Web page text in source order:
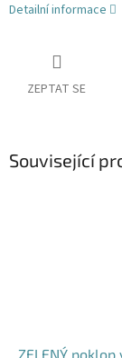
Detailní informace
ZEPTAT SE
Související
ZELENÝ poklop